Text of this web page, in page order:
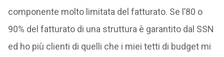
componente molto limitata del fatturato. Se l’80 o
90% del fatturato di una struttura è garantito dal SSN
ed ho più clienti di quelli che i miei tetti di budget mi